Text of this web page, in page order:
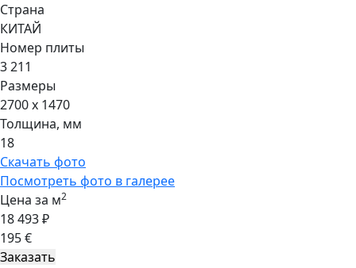
Страна
КИТАЙ
Номер плиты
3 211
Размеры
2700 x 1470
Толщина, мм
18
Скачать фото
Посмотреть фото в галерее
Цена за м2
18 493 ₽
195 €